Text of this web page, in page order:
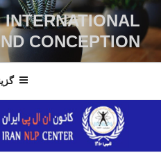
CONCEPTION